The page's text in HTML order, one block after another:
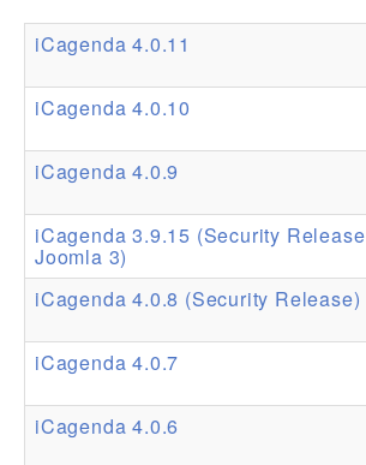
Ressources
Addons
Theme Packs
Support
Forum
iCagenda 4.0.11
iCagenda 4.0.10
iCagenda 4.0.9
iCagenda 3.9.15 (Security Release
Joomla 3)
iCagenda 4.0.8 (Security Release)
iCagenda 4.0.7
iCagenda 4.0.6